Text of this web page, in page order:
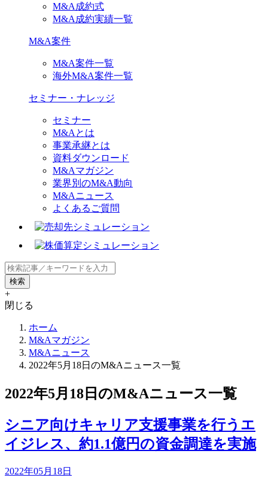
M&A成約式
M&A成約実績一覧
M&A案件
M&A案件一覧
海外M&A案件一覧
セミナー・ナレッジ
セミナー
M&Aとは
事業承継とは
資料ダウンロード
M&Aマガジン
業界別のM&A動向
M&Aニュース
よくあるご質問
+
閉じる
ホーム
M&Aマガジン
M&Aニュース
2022年5月18日のM&Aニュース一覧
2022年5月18日のM&Aニュース一覧
シニア向けキャリア支援事業を行うエ
イジレス、約1.1億円の資金調達を実施
2022年05月18日